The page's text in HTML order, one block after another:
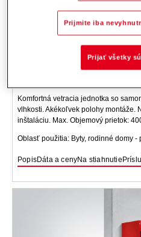
Komfortná vetracia jednotka so
vlhkosti. Akékoľvek polohy montáže.
inštaláciu. Max. Objemový prietok:
Oblasť použitia: Byty, rodinné domy -
PopisDáta a cenyNa stiahnutie
Prijmite iba
Prijať všetky